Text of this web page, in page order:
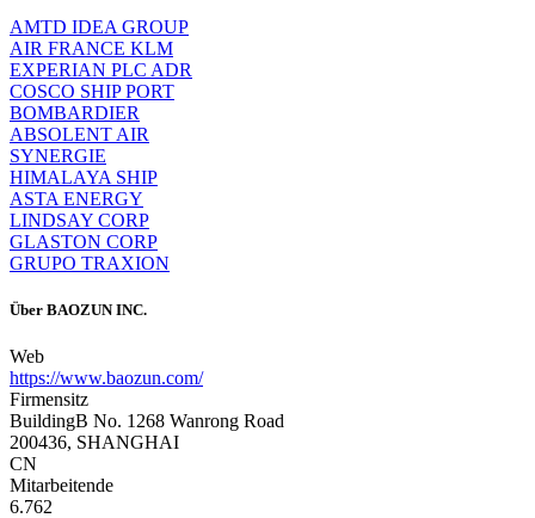
AMTD IDEA GROUP
AIR FRANCE KLM
EXPERIAN PLC ADR
COSCO SHIP PORT
BOMBARDIER
ABSOLENT AIR
SYNERGIE
HIMALAYA SHIP
ASTA ENERGY
LINDSAY CORP
GLASTON CORP
GRUPO TRAXION
Über BAOZUN INC.
Web
https://www.baozun.com/
Firmensitz
BuildingB No. 1268 Wanrong Road
200436, SHANGHAI
CN
Mitarbeitende
6.762